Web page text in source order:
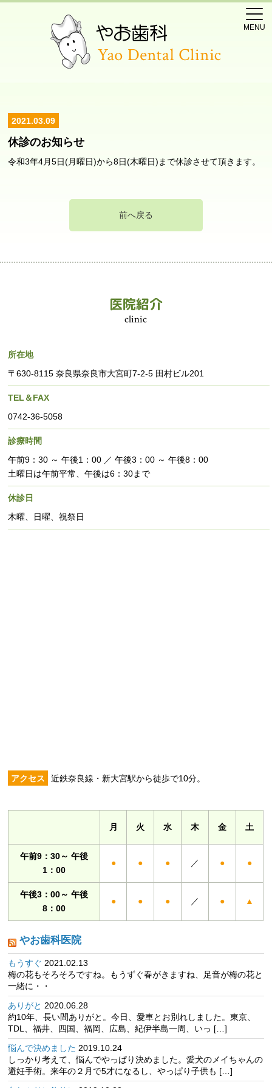
MENU
2021.03.09
休診のお知らせ
令和3年4月5日(月曜日)から8日(木曜日)まで休診させて頂きます。
前へ戻る
医院紹介
clinic
所在地
〒630-8115 奈良県奈良市大宮町7-2-5 田村ビル201
TEL＆FAX
0742-36-5058
診療時間
午前9：30 ～ 午後1：00 ／ 午後3：00 ～ 午後8：00
土曜日は午前平常、午後は6：30まで
休診日
木曜、日曜、祝祭日
アクセス 近鉄奈良線・新大宮駅から徒歩で10分。
月 火 水 木 金 土
午前9：30～ 午後
1：00
● ● ● ／ ● ●
午後3：00～ 午後
8：00
● ● ● ／ ● ▲
やお歯科医院
もうすぐ 2021.02.13
梅の花もそろそろですね。もうずぐ春がきますね、足音が梅の花と
一緒に・・
ありがと 2020.06.28
約10年、長い間ありがと。今日、愛車とお別れしました。東京、
TDL、福井、四国、福岡、広島、紀伊半島一周、いっ […]
悩んで決めました 2019.10.24
しっかり考えて、悩んでやっぱり決めました。愛犬のメイちゃんの
避妊手術。来年の２月で5才になるし、やっぱり子供も […]